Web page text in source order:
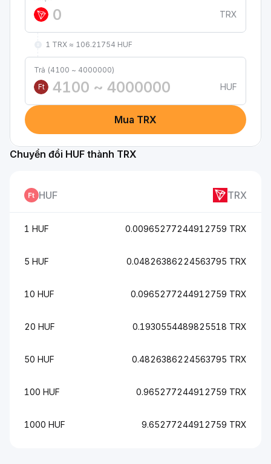
TRX
1 TRX ≈ 106.21754 HUF
Trả (4100 ~ 4000000)
Ft
HUF
Mua TRX
Chuyển đổi HUF thành TRX
HUF TRX
1 HUF 0.00965277244912759 TRX
5 HUF 0.04826386224563795 TRX
10 HUF 0.0965277244912759 TRX
20 HUF 0.1930554489825518 TRX
50 HUF 0.4826386224563795 TRX
100 HUF 0.965277244912759 TRX
1000 HUF 9.65277244912759 TRX